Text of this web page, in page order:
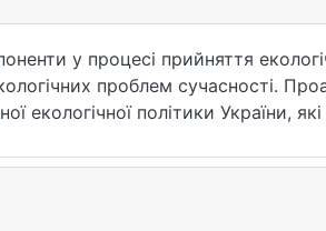
у процесі прийняття
проблем сучасності.
екологічної політики України,
а також сформульовано
приділено використанню
економічних і